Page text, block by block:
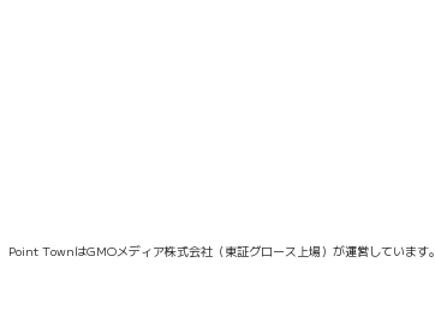
Point TownはGMOメディア株式会社（東証グロース上場）が運営しています。